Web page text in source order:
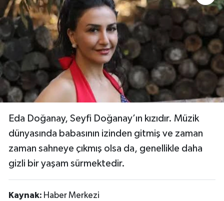
Eda Doğanay, Seyfi Doğanay’ın kızıdır. Müzik
dünyasında babasının izinden gitmiş ve zaman
zaman sahneye çıkmış olsa da, genellikle daha
gizli bir yaşam sürmektedir.
Kaynak: Haber Merkezi
kimdir-nedir-nasil
KÜLTÜR SANAT
MAGAZİN
SAĞLIK
SPOR
TEKNOLOJİ